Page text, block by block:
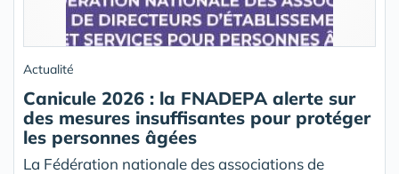
Actualité
Canicule 2026 : la FNADEPA alerte sur
des mesures insuffisantes pour protéger
les personnes âgées
La Fédération nationale des associations de